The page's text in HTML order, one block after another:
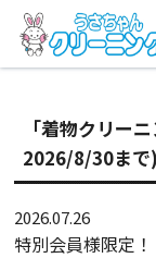
「着物クリー
2026/8/30まで)
2026.07.26
特別会員様限定！